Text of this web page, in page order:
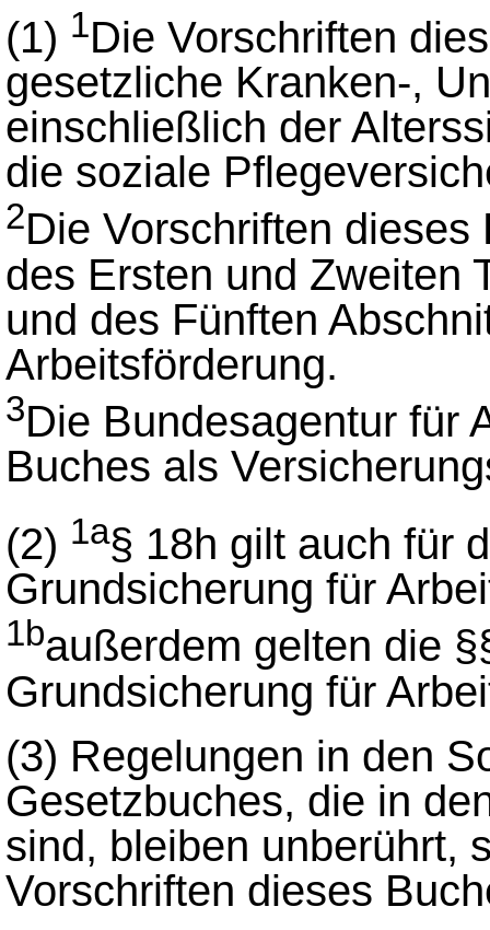
(1) 1Die Vorschriften
gesetzliche Kranken-,
einschließlich der
die soziale
2Die Vorschriften
des Ersten und Zweiten
und des Fünften
Arbeitsförderung.
3Die Bundesagentur für
Buches als
(2) 1a§ 18h gilt auch für
Grundsicherung für
1baußerdem gelten die
Grundsicherung für
(3) Regelungen in den
Gesetzbuches, die in
sind, bleiben unberührt,
Vorschriften dieses